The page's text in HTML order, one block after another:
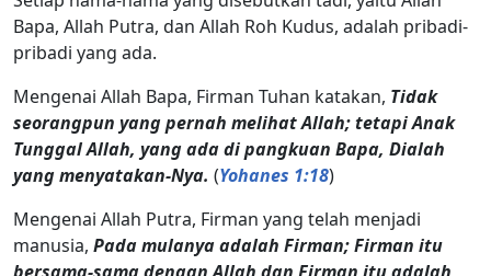
Bapa, Allah Putra, dan Allah Roh Kudus, adalah pribadi-
pribadi yang ada.
Mengenai Allah Bapa, Firman Tuhan katakan, Tidak
seorangpun yang pernah melihat Allah; tetapi Anak
Tunggal Allah, yang ada di pangkuan Bapa, Dialah
yang menyatakan-Nya. (Yohanes 1:18)
Mengenai Allah Putra, Firman yang telah menjadi
manusia, Pada mulanya adalah Firman; Firman itu